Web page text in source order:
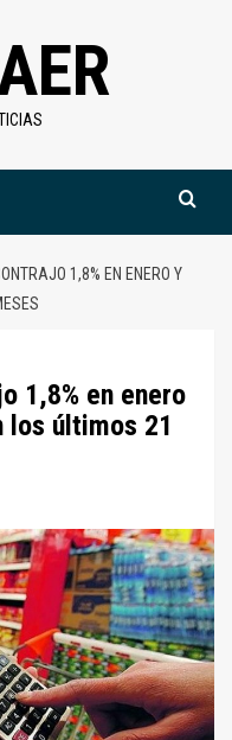
1,8% EN ENERO Y
1,8% en enero
los últimos 21